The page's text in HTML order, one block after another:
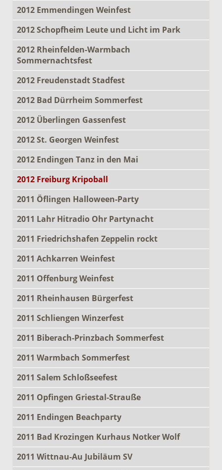
2012 Emmendingen Weinfest
2012 Schopfheim Leute und Licht im Park
2012 Rheinfelden-Warmbach
Sommernachtsfest
2012 Freudenstadt Stadfest
2012 Bad Dürrheim Sommerfest
2012 Überlingen Gassenfest
2012 St. Georgen Weinfest
2012 Endingen Tanz in den Mai
2012 Freiburg Kripoball
2011 Öflingen Halloween-Party
2011 Lahr Hitradio Ohr Partynacht
2011 Friedrichshafen Zeppelin rockt
2011 Achkarren Weinfest
2011 Offenburg Weinfest
2011 Rheinhausen Bürgerfest
2011 Schliengen Winzerfest
2011 Biberach-Prinzbach Sommerfest
2011 Warmbach Sommerfest
2011 Salem Schloßseefest
2011 Opfingen Griestal-Strauße
2011 Endingen Beachparty
2011 Bad Krozingen Kurhaus Notker Wolf
2011 Wittnau-Au Jubiläum SV